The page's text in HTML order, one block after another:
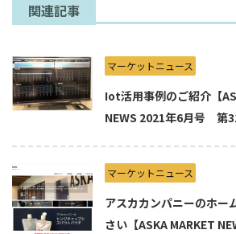
関連記事
マーケットニュース
Iot活用事例のご紹介【
NEWS 2021年6月号 第
マーケットニュース
アスカカンパニーのホー
さい【ASKA MARKET